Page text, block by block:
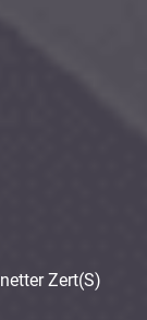
Zert(S)